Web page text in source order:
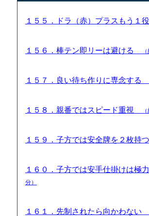
１５５．ドラ（赤）プラスもう１
１５６．棒テン即リーは避ける
１５７．良い待ち作りに専念する
１５８．親番ではスピード重視
１５９．子方では安全牌を２枚持
１６０．子方では安手仕掛けは極
分）
１６１．先制されたら向かわない